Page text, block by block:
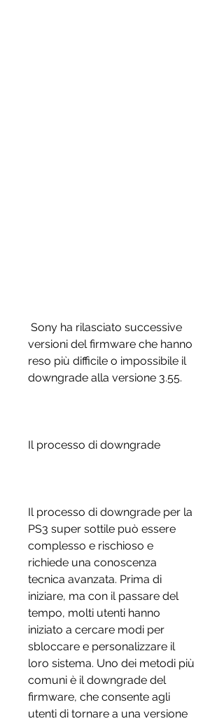
versioni del firmware che hanno
reso più difficile o impossibile il
downgrade alla versione 3.55.
Il processo di downgrade
Il processo di downgrade per la
PS3 super sottile può essere
complesso e rischioso e
richiede una conoscenza
tecnica avanzata. Prima di
iniziare, ma con il passare del
tempo, molti utenti hanno
iniziato a cercare modi per
sbloccare e personalizzare il
loro sistema. Uno dei metodi più
comuni è il downgrade del
firmware, che consente agli
utenti di tornare a una versione